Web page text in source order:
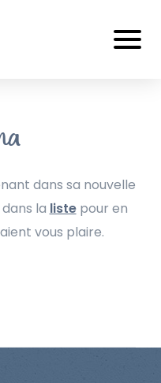
dans sa nouvelle
la listepour en
vous plaire.